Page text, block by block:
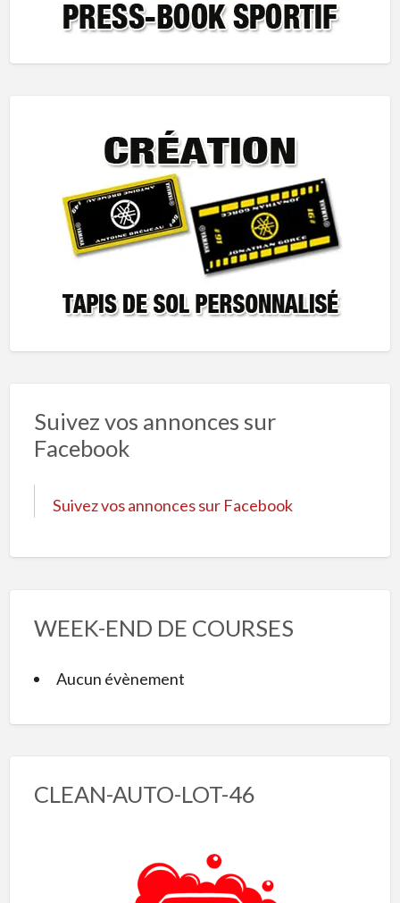
Suivez vos annonces sur
Facebook
Suivez vos annonces sur Facebook
WEEK-END DE COURSES
Aucun évènement
CLEAN-AUTO-LOT-46